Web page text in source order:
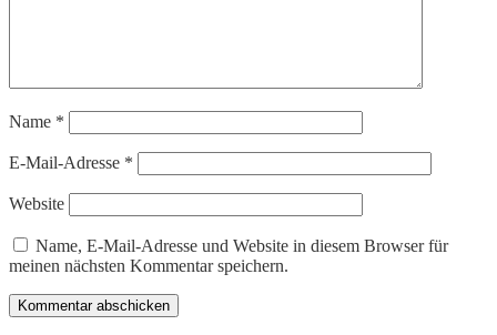
Name *
E-Mail-Adresse *
Website
Name, E-Mail-Adresse und Website in diesem Browser für
meinen nächsten Kommentar speichern.